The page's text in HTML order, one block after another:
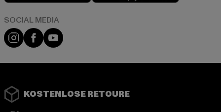
Instagram
FacebookYouTube
KOSTENLOSE RETOURE